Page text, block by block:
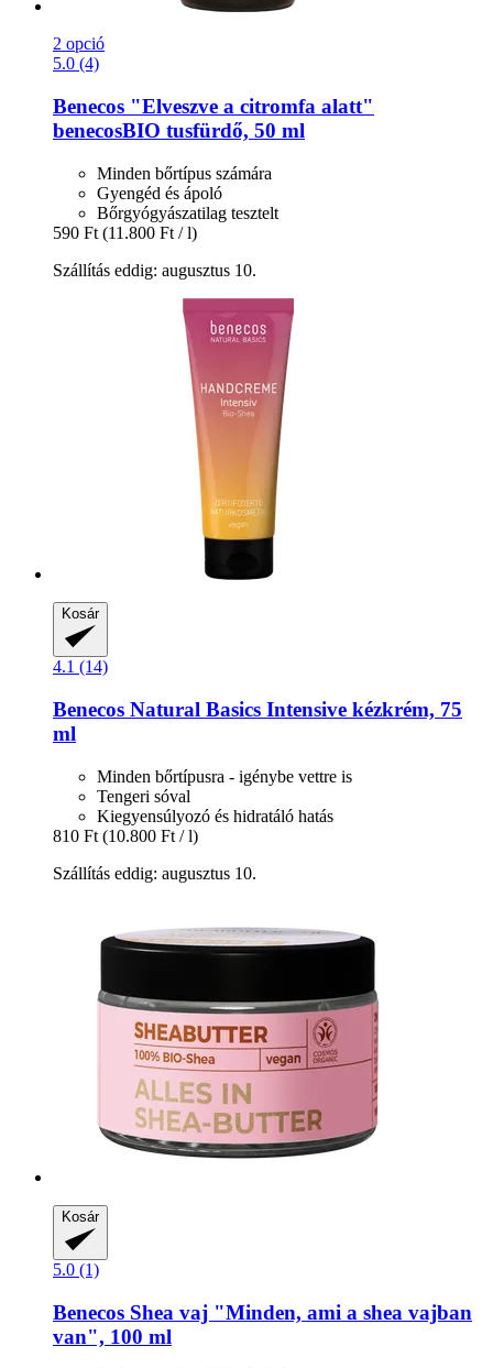
2 opció
5.0 (4)
Benecos "Elveszve a citromfa alatt"
benecosBIO tusfürdő, 50 ml
Minden bőrtípus számára
Gyengéd és ápoló
Bőrgyógyászatilag tesztelt
590 Ft (11.800 Ft / l)
Szállítás eddig: augusztus 10.
Kosár
4.1 (14)
Benecos Natural Basics Intensive kézkrém, 75
ml
Minden bőrtípusra - igénybe vettre is
Tengeri sóval
Kiegyensúlyozó és hidratáló hatás
810 Ft (10.800 Ft / l)
Szállítás eddig: augusztus 10.
Kosár
5.0 (1)
Benecos Shea vaj "Minden, ami a shea vajban
van", 100 ml